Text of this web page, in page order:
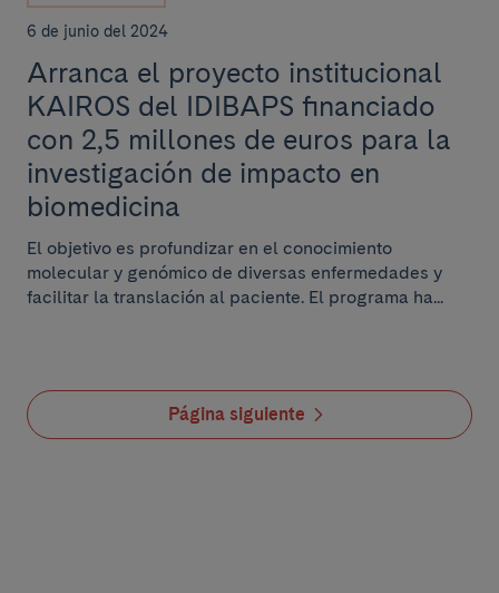
6 de junio del 2024
Arranca el proyecto institucional
KAIROS del IDIBAPS financiado
con 2,5 millones de euros para la
investigación de impacto en
biomedicina
El objetivo es profundizar en el conocimiento
molecular y genómico de diversas enfermedades y
facilitar la translación al paciente. El programa ha...
Página siguiente